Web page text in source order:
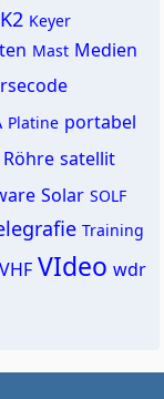
K2 Keyer
Mast Medien
Platine portabel
Röhre satellit
Solar SOLF
Training
VHF VIdeo wdr